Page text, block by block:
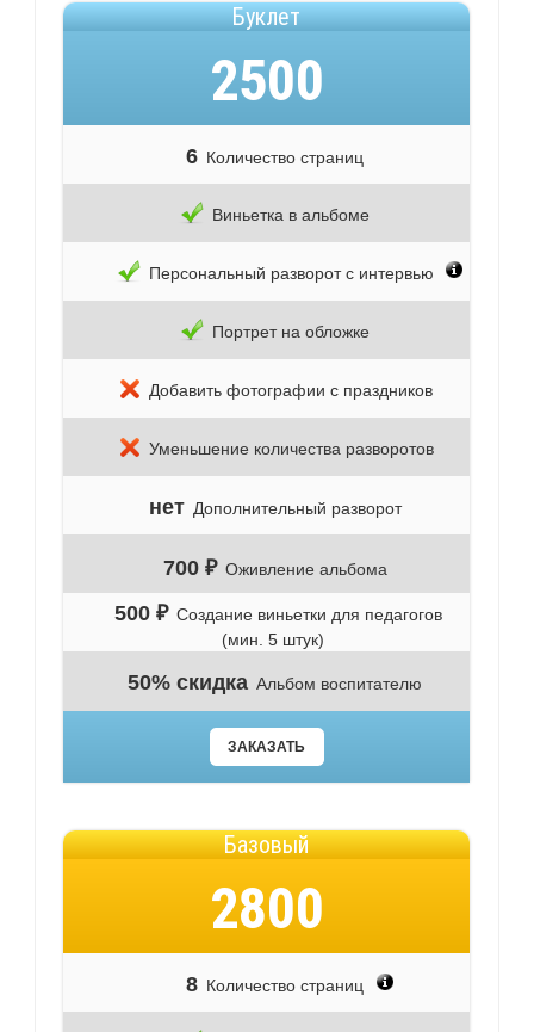
Буклет
2500
6 Количество страниц
Виньетка в альбоме
Персональный разворот с интервью
Портрет на обложке
Добавить фотографии с праздников
Уменьшение количества разворотов
нет Дополнительный разворот
700 ₽ Оживление альбома
500 ₽ Создание виньетки для педагогов
(мин. 5 штук)
50% скидка Альбом воспитателю
ЗАКАЗАТЬ
Базовый
2800
8 Количество страниц